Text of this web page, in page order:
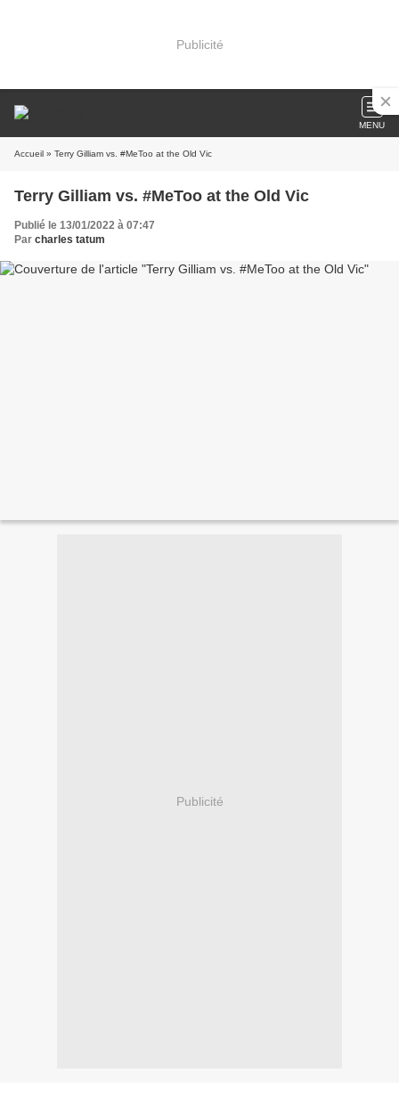
Publicité
MENU
Accueil » Terry Gilliam vs. #MeToo at the Old Vic
Terry Gilliam vs. #MeToo at the Old Vic
Publié le 13/01/2022 à 07:47
Par charles tatum
Publicité